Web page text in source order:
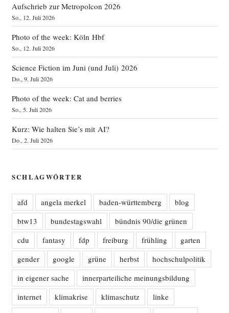
Aufschrieb zur Metropolcon 2026
So., 12. Juli 2026
Photo of the week: Köln Hbf
So., 12. Juli 2026
Science Fiction im Juni (und Juli) 2026
Do., 9. Juli 2026
Photo of the week: Cat and berries
So., 5. Juli 2026
Kurz: Wie halten Sie’s mit AI?
Do., 2. Juli 2026
SCHLAGWÖRTER
afd angela merkel baden-württemberg
blog
btw13
bundestagswahl
bündnis 90/die grünen
cdu
fantasy fdp freiburg frühling
garten
gender
google grüne herbst
hochschulpolitik
in eigener sache
innerparteiliche meinungsbildung
internet
klimakrise klimaschutz
linke